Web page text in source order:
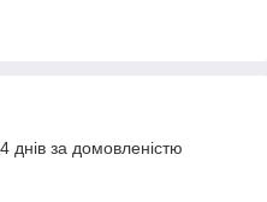
днів за домовленістю